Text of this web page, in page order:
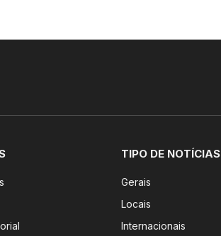
TIPO DE NOTÍCIAS
Gerais
Locais
Internacionais